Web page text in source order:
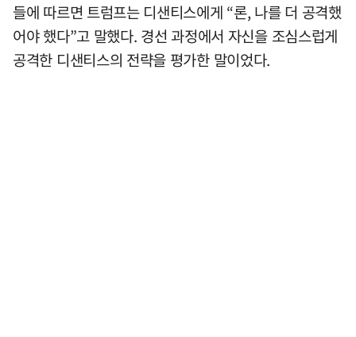
들에 따르면 트럼프는 디샌티스에게 “론, 나를 더 공격했
어야 했다”고 말했다. 경선 과정에서 자신을 조심스럽게
공격한 디샌티스의 전략을 평가한 말이었다.